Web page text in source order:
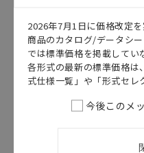
カタログ 日本語
E6C3-C
E6C3-C データ
シート
2026年7月1日に価格改定
商品のカタログ/データシ
では標準価格を掲載してい
各形式の最新の標準価格は
式仕様一覧」や「形式セレ
今後このメ